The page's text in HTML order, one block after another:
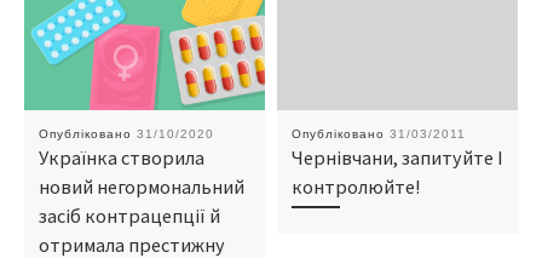
Опубліковано 31/10/2020
Українка створила
новий негормональний
засіб контрацепції й
отримала престижну
Опубліковано 31/03/2011
Чернівчани, запитуйте І
контролюйте!